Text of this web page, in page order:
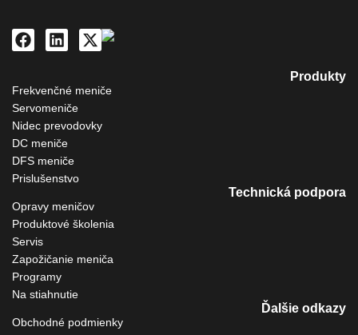
Produkty
Frekvenčné meniče
Servomeniče
Nidec prevodovky
DC meniče
DFS meniče
Prislušenstvo
Technická podpora
Opravy meničov
Produktové školenia
Servis
Zapožičanie meniča
Programy
Na stiahnutie
Ďalšie odkazy
Obchodné podmienky